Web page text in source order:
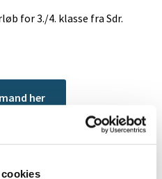
for 3./4. klasse fra Sdr.
her